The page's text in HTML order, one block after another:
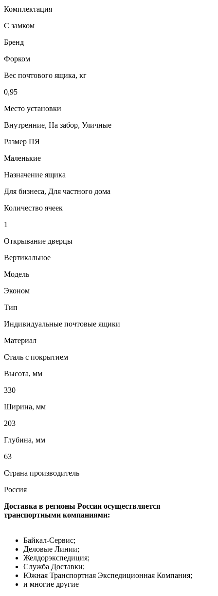
Комплектация
С замком
Бренд
Форком
Вес почтового ящика, кг
0,95
Место установки
Внутренние, На забор, Уличные
Размер ПЯ
Маленькие
Назначение ящика
Для бизнеса, Для частного дома
Количество ячеек
1
Открывание дверцы
Вертикальное
Модель
Эконом
Тип
Индивидуальные почтовые ящики
Материал
Сталь с покрытием
Высота, мм
330
Ширина, мм
203
Глубина, мм
63
Страна производитель
Россия
Доставка в регионы России осуществляется
транспортными компаниями:
Байкал-Сервис;
Деловые Линии;
Желдорэкспедиция;
Служба Доставки;
Южная Транспортная Экспедиционная Компания;
и многие другие